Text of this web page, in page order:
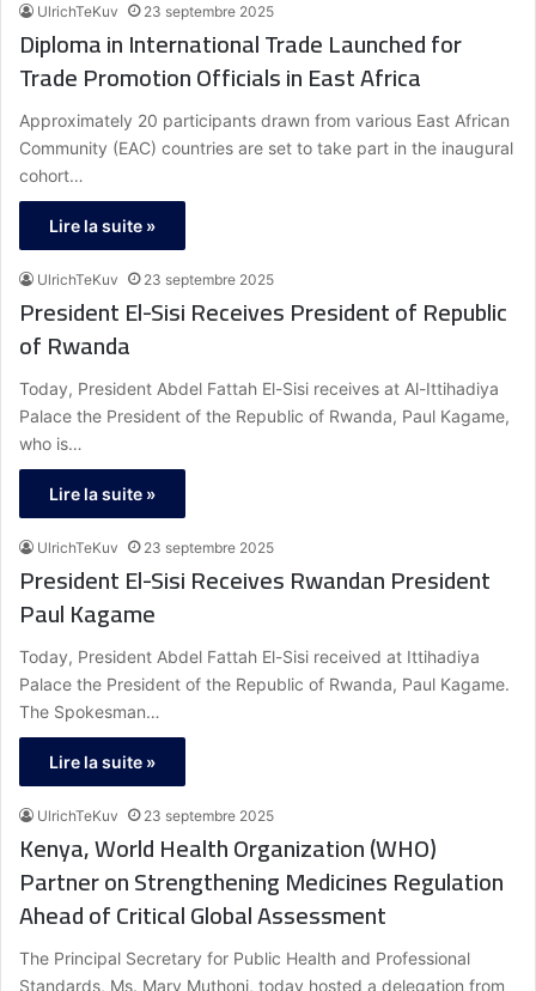
UlrichTeKuv 23 septembre 2025
Diploma in International Trade Launched for
Trade Promotion Officials in East Africa
Approximately 20 participants drawn from various East African
Community (EAC) countries are set to take part in the inaugural
cohort…
Lire la suite »
UlrichTeKuv 23 septembre 2025
President El-Sisi Receives President of Republic
of Rwanda
Today, President Abdel Fattah El-Sisi receives at Al-Ittihadiya
Palace the President of the Republic of Rwanda, Paul Kagame,
who is…
Lire la suite »
UlrichTeKuv 23 septembre 2025
President El-Sisi Receives Rwandan President
Paul Kagame
Today, President Abdel Fattah El-Sisi received at Ittihadiya
Palace the President of the Republic of Rwanda, Paul Kagame.
The Spokesman…
Lire la suite »
UlrichTeKuv 23 septembre 2025
Kenya, World Health Organization (WHO)
Partner on Strengthening Medicines Regulation
Ahead of Critical Global Assessment
The Principal Secretary for Public Health and Professional
Standards, Ms. Mary Muthoni, today hosted a delegation from